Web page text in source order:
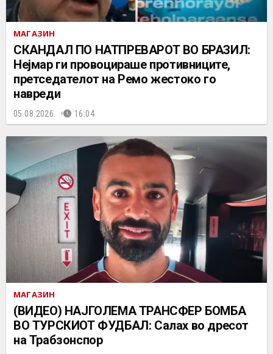
МАГАЗИН
СКАНДАЛ ПО НАТПРЕВАРОТ ВО БРАЗИЛ:
Нејмар ги провоцираше противниците,
претседателот на Ремо жестоко го
навреди
05.08.2026. 16:04
МАГАЗИН
(ВИДЕО) НАЈГОЛЕМА ТРАНСФЕР БОМБА
ВО ТУРСКИОТ ФУДБАЛ: Салах во дресот
на Трабзонспор